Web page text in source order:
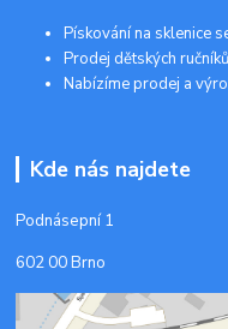
Pískování na sklenice
Prodej dětských
Nabízíme prodej a
Kde nás najdete
Podnásepní 1
602 00 Brno